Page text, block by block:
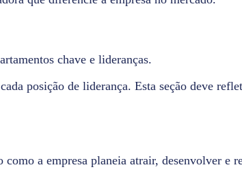
chave e lideranças.
posição de liderança. Esta seção deve
a empresa planeia atrair, desenvolver e